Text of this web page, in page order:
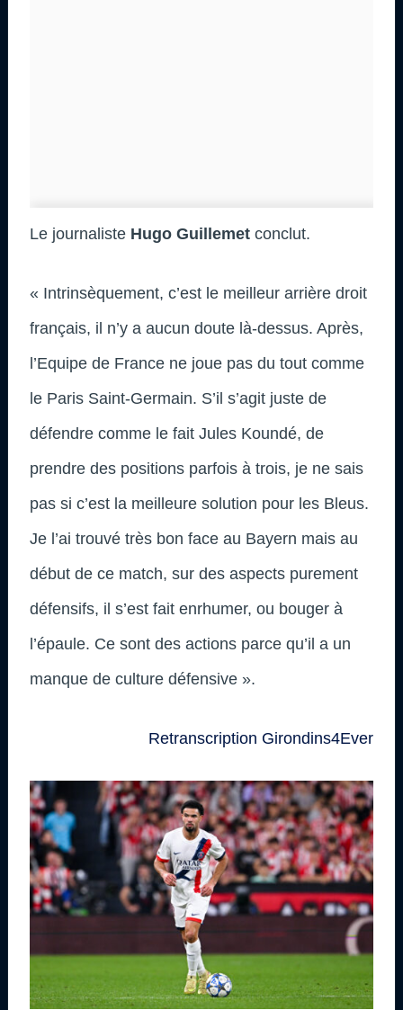
Le journaliste Hugo Guillemet conclut.
« Intrinsèquement, c’est le meilleur arrière droit
français, il n’y a aucun doute là-dessus. Après,
l’Equipe de France ne joue pas du tout comme
le Paris Saint-Germain. S’il s’agit juste de
défendre comme le fait Jules Koundé, de
prendre des positions parfois à trois, je ne sais
pas si c’est la meilleure solution pour les Bleus.
Je l’ai trouvé très bon face au Bayern mais au
début de ce match, sur des aspects purement
défensifs, il s’est fait enrhumer, ou bouger à
l’épaule. Ce sont des actions parce qu’il a un
manque de culture défensive ».
Retranscription Girondins4Ever